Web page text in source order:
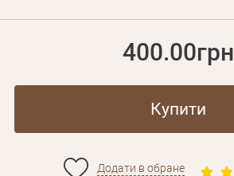
400.00грн
Купити
Додати в обране